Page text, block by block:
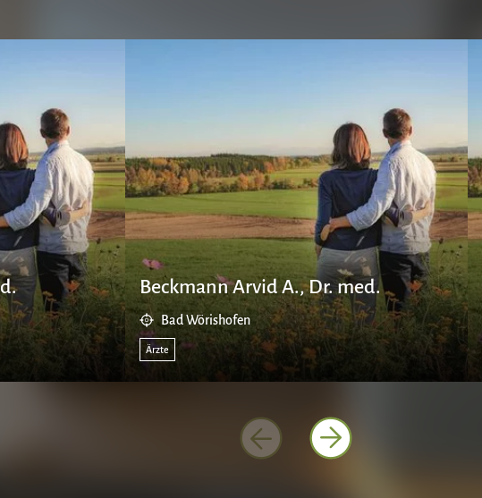
Beckmann Arvid A., Dr. med.
Bad Wörishofen
Ärzte